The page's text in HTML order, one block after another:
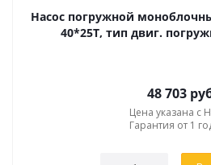
Насос погружной
40*25Т, тип двиг.
48 703
Цена указана с
Гарантия от 1